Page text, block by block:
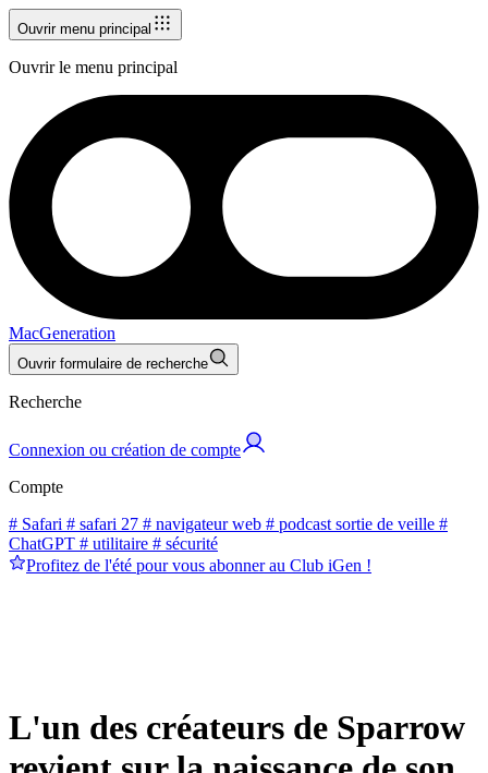
Ouvrir menu principal
Ouvrir le menu principal
MacGeneration
Ouvrir formulaire de recherche
Recherche
Connexion ou création de compte
Compte
# Safari # safari 27 # navigateur web # podcast sortie de veille #
ChatGPT # utilitaire # sécurité
Profitez de l'été pour vous abonner au Club iGen !
L'un des créateurs de Sparrow